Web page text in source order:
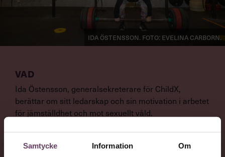
Samtycke Information Om
VAD
Ida Östensson, generalsekreterare för ChildX,
berättar om sitt ledarskap och sin motivation i arbetet
för jämställdhet och mot sexuellt våld.
NYTTA
Ida Östensson. Foto: Evelina Carborn.